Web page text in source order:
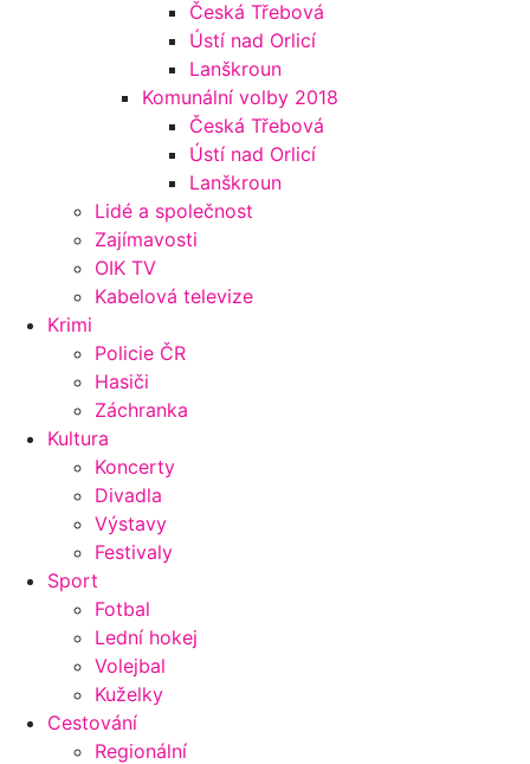
Česká Třebová
Ústí nad Orlicí
Lanškroun
Komunální volby 2018
Česká Třebová
Ústí nad Orlicí
Lanškroun
Lidé a společnost
Zajímavosti
OIK TV
Kabelová televize
Krimi
Policie ČR
Hasiči
Záchranka
Kultura
Koncerty
Divadla
Výstavy
Festivaly
Sport
Fotbal
Lední hokej
Volejbal
Kuželky
Cestování
Regionální